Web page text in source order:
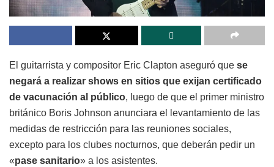
El guitarrista y compositor Eric Clapton aseguró que se
negará a realizar shows en sitios que exijan certificado
de vacunación al público, luego de que el primer ministro
británico Boris Johnson anunciara el levantamiento de las
medidas de restricción para las reuniones sociales,
excepto para los clubes nocturnos, que deberán pedir un
«pase sanitario» a los asistentes.